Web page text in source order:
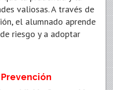
valiosas. A través de
el alumnado aprende
riesgo y a adoptar